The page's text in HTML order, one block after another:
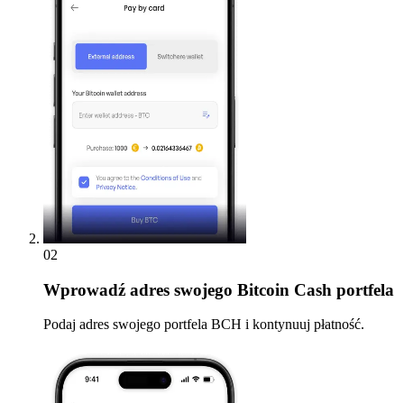
02
Wprowadź adres swojego Bitcoin Cash portfela
Podaj adres swojego portfela BCH i kontynuuj płatność.